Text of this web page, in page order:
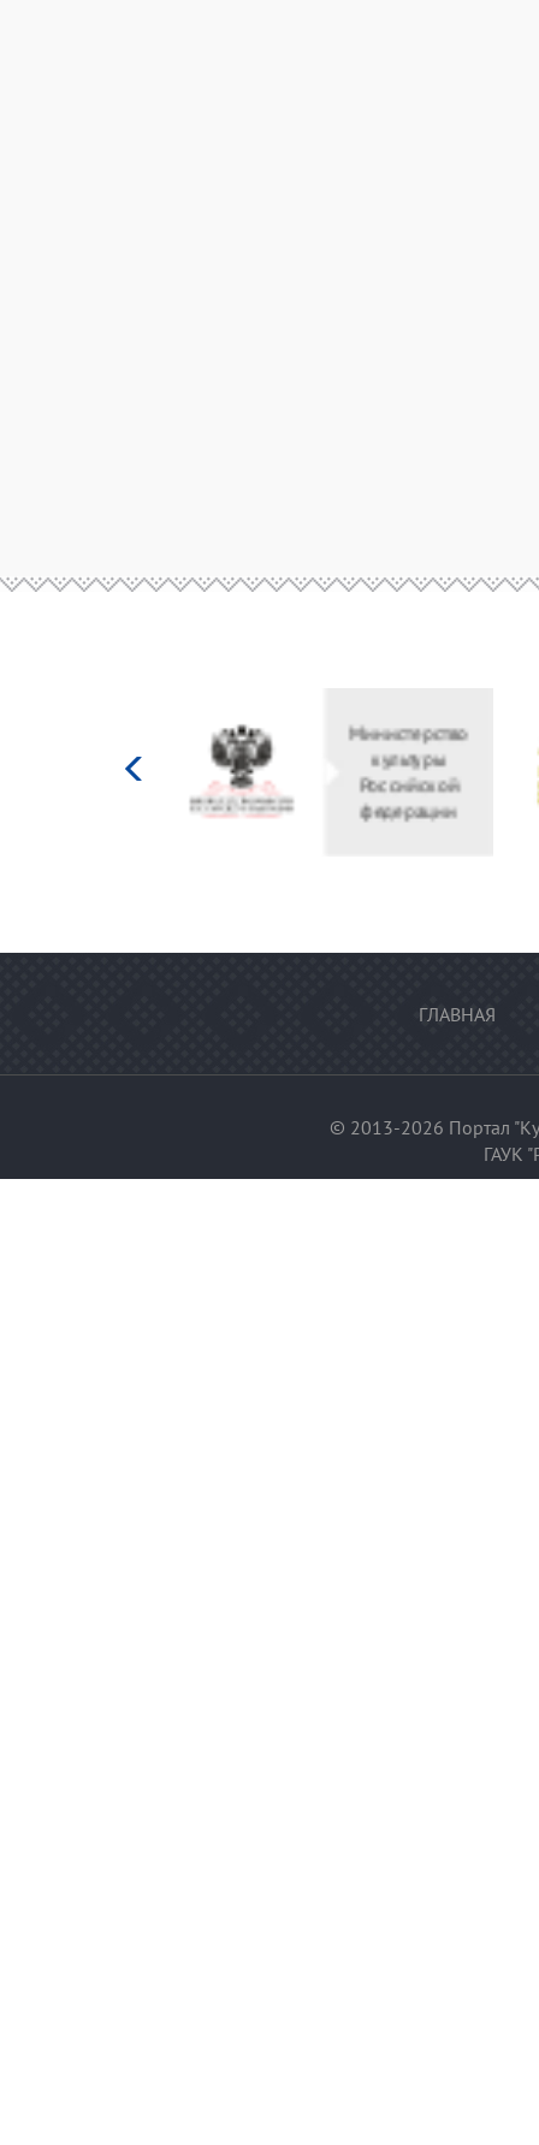
культуры
Российской
федерации
области
ГЛАВНАЯ
© 2013-2026 Портал
ГАУК